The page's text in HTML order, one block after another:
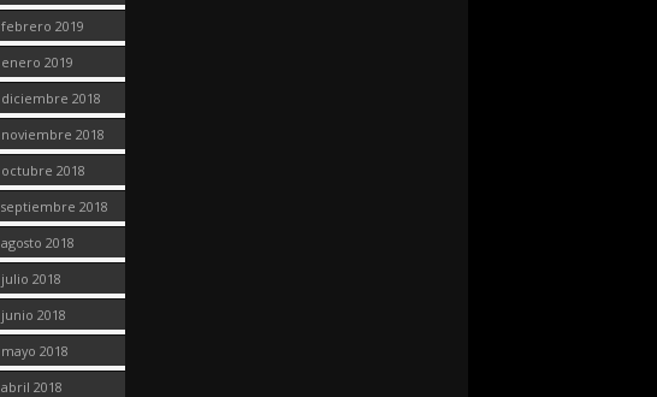
febrero 2019
enero 2019
diciembre 2018
noviembre 2018
octubre 2018
septiembre 2018
agosto 2018
julio 2018
junio 2018
mayo 2018
abril 2018